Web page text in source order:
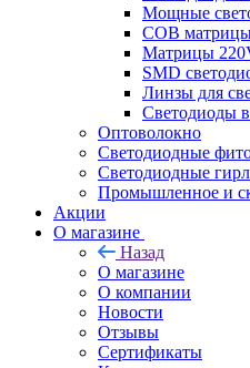
Мощные
COB
Матрицы
SMD
Линзы для
Светодиоды
Оптоволокно
Светодиодные
Светодиодные
Промышленное и
Акции
О магазине
Назад
О магазине
О компании
Новости
Отзывы
Сертификаты